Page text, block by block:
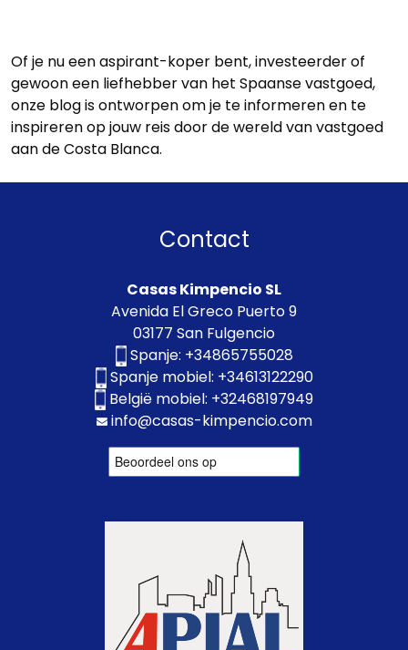
Of je nu een aspirant-koper bent, investeerder of
gewoon een liefhebber van het Spaanse vastgoed,
onze blog is ontworpen om je te informeren en te
inspireren op jouw reis door de wereld van vastgoed
aan de Costa Blanca.
Contact
Casas Kimpencio SL
Avenida El Greco Puerto 9
03177 San Fulgencio
Spanje: +34865755028
Spanje mobiel: +34613122290
België mobiel: +32468197949
info@casas-kimpencio.com